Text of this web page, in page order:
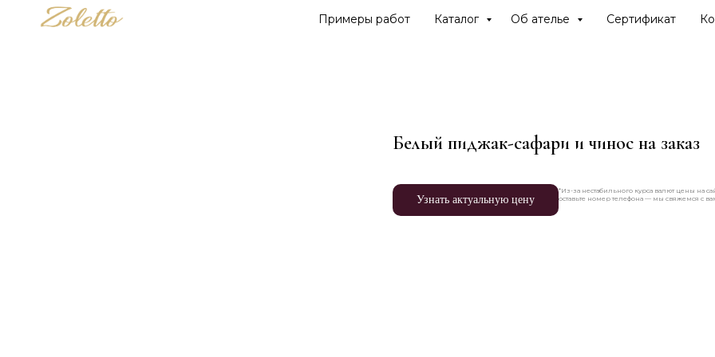
Примеры работ Каталог Об ателье Сертификат
Белый пиджак-сафари и чинос на заказ
Узнать актуальную цену
*Из-за нестабильного курса валют цены на
оставьте номер телефона — мы свяжемся с